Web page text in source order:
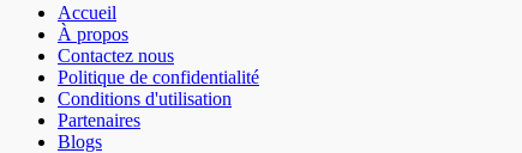
Accueil
À propos
Contactez nous
Politique de confidentialité
Conditions d'utilisation
Partenaires
Blogs